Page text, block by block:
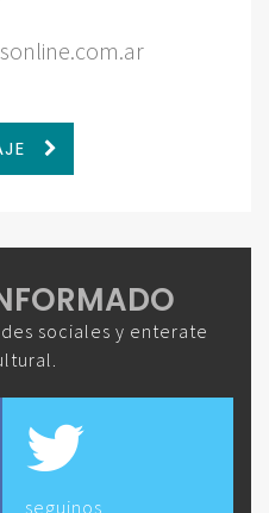
sociales y enterate
seguinos